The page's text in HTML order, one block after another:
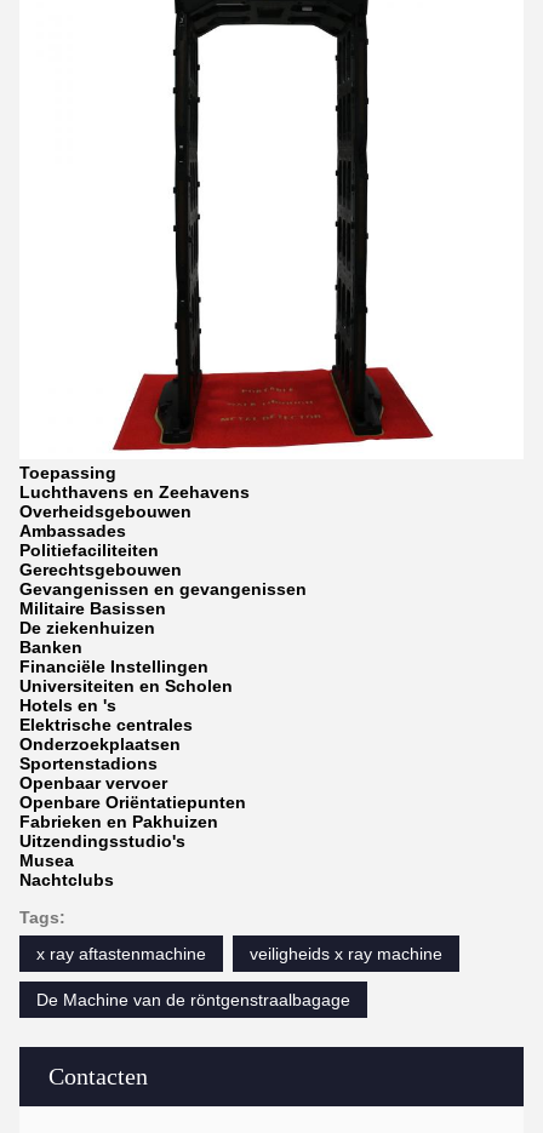
Contacten
Toepassing
Luchthavens en Zeehavens
Overheidsgebouwen
Ambassades
Politiefaciliteiten
Gerechtsgebouwen
Gevangenissen en gevangenissen
Militaire Basissen
De ziekenhuizen
Banken
Financiële Instellingen
Universiteiten en Scholen
Hotels en 's
Elektrische centrales
Onderzoekplaatsen
Sportenstadions
Openbaar vervoer
Openbare Oriëntatiepunten
Fabrieken en Pakhuizen
Uitzendingsstudio's
Musea
Nachtclubs
Tags:
x ray aftastenmachine
veiligheids x ray machine
De Machine van de röntgenstraalbagage